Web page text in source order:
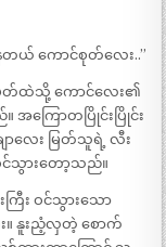
တယ် ကောင်စုတ်လေး..”
ပတ်ထဲသို့ ကောင်လေး၏
ကြောတပြိုင်းပြိုင်း
ာလေး မြတ်သူရဲ့ လီး
သွားတော့သည်။
ြီး ဝင်သွားသော
နူးညံ့လှတဲ့ စောက်